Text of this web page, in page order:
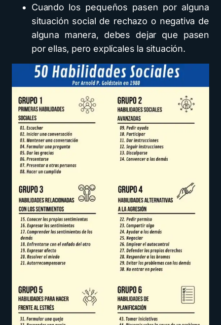
Cuando los pequeños pasen por alguna
situación social de rechazo o negativa de
alguna manera, debes dejar que pasen
por ellas, pero explícales la situación.